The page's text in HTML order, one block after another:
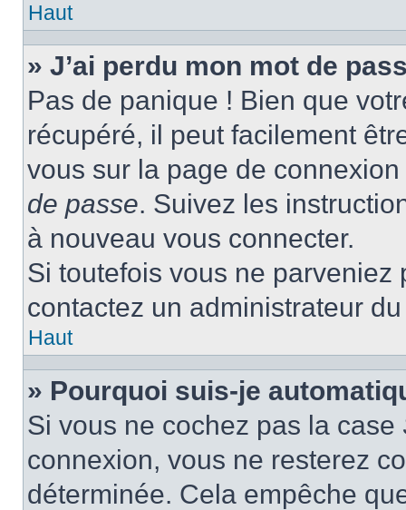
Haut
» J’ai perdu mon mot de
Pas de panique ! Bien que
récupéré, il peut facilement
vous sur la page de
de passe. Suivez les
à nouveau vous connecter.
Si toutefois vous ne
contactez un administrateur
Haut
» Pourquoi suis-je
Si vous ne cochez pas la case
connexion, vous ne resterez
déterminée. Cela empêche